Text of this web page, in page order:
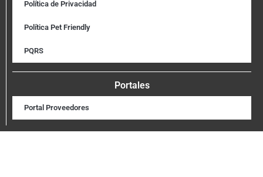
Política de Privacidad
Política Pet Friendly
PQRS
Portales
Portal Proveedores